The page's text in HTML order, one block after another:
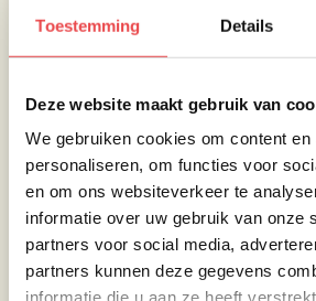
Toestemming Details
Deze website maakt gebruik van
We gebruiken cookies om content
personaliseren, om functies voor
en om ons websiteverkeer te
informatie over uw gebruik van onze
partners voor social media,
partners kunnen deze gegevens
informatie die u aan ze heeft
Serveren